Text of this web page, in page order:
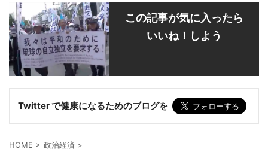
この記事が気に入ったら
いいね！しよう
Twitter で健康になるためのブログを
HOME > 政治経済 >